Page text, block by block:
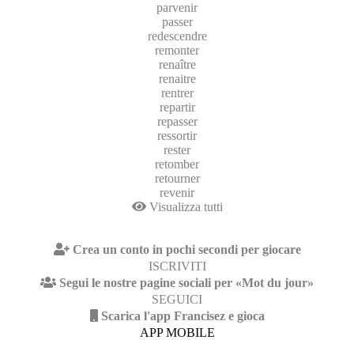
parvenir
passer
redescendre
remonter
renaître
renaitre
rentrer
repartir
repasser
ressortir
rester
retomber
retourner
revenir
Visualizza tutti
Crea un conto in pochi secondi per giocare
ISCRIVITI
Segui le nostre pagine sociali per «Mot du jour»
SEGUICI
Scarica l'app Francisez e gioca
APP MOBILE